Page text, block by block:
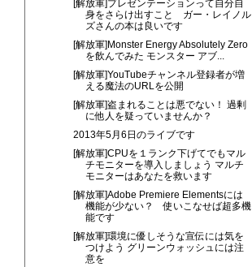
[解放軍]プレゼンテーションって自分自
身をさらけ出すこと ガー・レイノル
ズさんの本は良いです
[解放軍]Monster Energy Absolutely Zero
を飲んでみた モンスター アブ...
[解放軍]YouTubeチャンネル登録者が増
える魔法のURLを公開
[解放軍]盗まれることは悪でない！ 過剰
に他人を疑っていませんか？
2013年5月6日のライブです
[解放軍]CPUを１ランク下げてでもマル
チモニターを導入しましょう マルチ
モニターはあなたを救います
[解放軍]Adobe Premiere Elementsには
機能が少ない？ 使いこなせば超多機
能です
[解放軍]環境に優しそうな宣伝には気を
つけよう グリーンウォッシュには注
意を